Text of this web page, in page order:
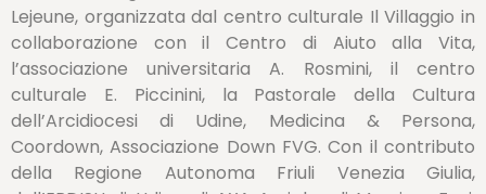
Lejeune, organizzata dal centro culturale Il Villaggio in
collaborazione con il Centro di Aiuto alla Vita,
l’associazione universitaria A. Rosmini, il centro
culturale E. Piccinini, la Pastorale della Cultura
dell’Arcidiocesi di Udine, Medicina & Persona,
Coordown, Associazione Down FVG. Con il contributo
della Regione Autonoma Friuli Venezia Giulia,